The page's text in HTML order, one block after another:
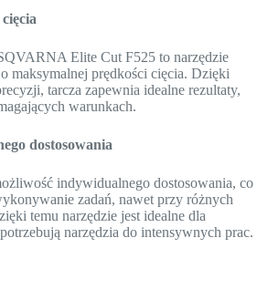
Elite Cut F525 to narzędzie
maksymalnej prędkości cięcia. Dzięki
tarcza zapewnia idealne rezultaty,
warunkach.
dostosowania
indywidualnego dostosowania, co
zadań, nawet przy różnych
temu narzędzie jest idealne dla
narzędzia do intensywnych prac.